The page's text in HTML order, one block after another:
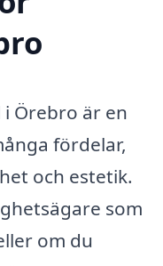
Örebro är en
fördelar,
och estetik.
som
om du